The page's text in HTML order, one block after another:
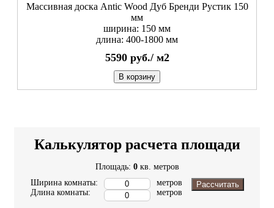
Массивная доска Antic Wood Дуб Бренди Рустик 150
мм
ширина: 150 мм
длина: 400-1800 мм
5590 руб./ м2
В корзину
Калькулятор расчета площади
Площадь: 0 кв. метров
Ширина комнаты:
Длина комнаты:
метров
метров
Рассчитать